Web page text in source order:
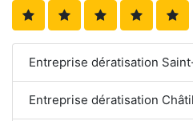
Entreprise dératisation
Entreprise dératisation